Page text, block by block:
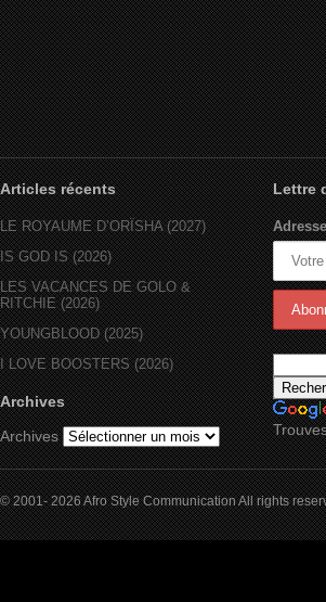
Articles récents
LE ROYAUME D’ORÏSHA (2027)
IS GOD IS (2026)
LES VACANCES DE GOLO &
RITCHIE (2026)
YOUNGBLOOD (2025)
I LOVE BOOSTERS (2026)
Archives
Archives
Lettre
© 2001- 2026 Afro Style Communication All rights